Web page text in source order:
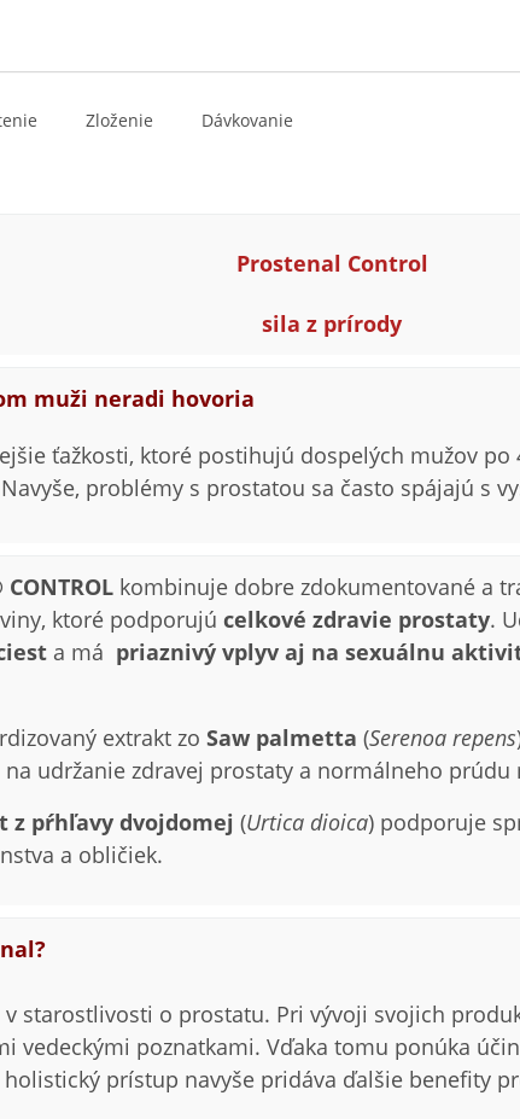
Zloženie Dávkovanie
Prostenal Control
sila z prírody
muži neradi hovoria
ťažkosti, ktoré postihujú dospelých mužov
problémy s prostatou sa často spájajú s
kombinuje dobre zdokumentované a
ktoré podporujú celkové zdravie prostaty.
a má priaznivý vplyv aj na sexuálnu
extrakt zo Saw palmetta (Serenoa repens
udržanie zdravej prostaty a normálneho prúdu
z pŕhľavy dvojdomej (Urtica dioica) podporuje
a obličiek.
starostlivosti o prostatu. Pri vývoji svojich
vedeckými poznatkami. Vďaka tomu ponúka
prístup navyše pridáva ďalšie benefity